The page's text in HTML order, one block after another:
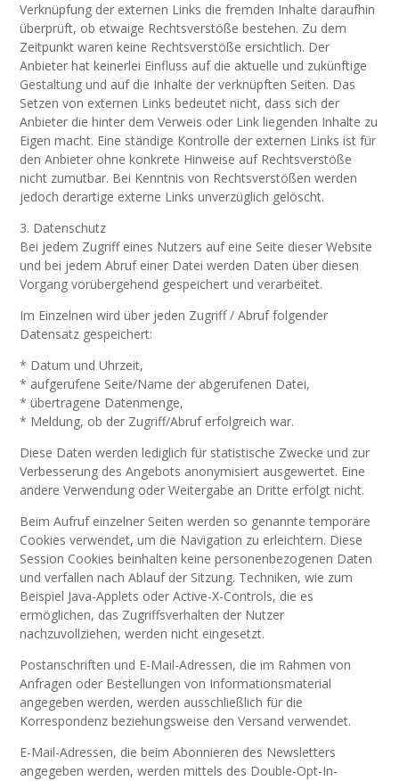
Verknüpfung der externen Links die fremden Inhalte daraufhin
überprüft, ob etwaige Rechtsverstöße bestehen. Zu dem
Zeitpunkt waren keine Rechtsverstöße ersichtlich. Der
Anbieter hat keinerlei Einfluss auf die aktuelle und zukünftige
Gestaltung und auf die Inhalte der verknüpften Seiten. Das
Setzen von externen Links bedeutet nicht, dass sich der
Anbieter die hinter dem Verweis oder Link liegenden Inhalte zu
Eigen macht. Eine ständige Kontrolle der externen Links ist für
den Anbieter ohne konkrete Hinweise auf Rechtsverstöße
nicht zumutbar. Bei Kenntnis von Rechtsverstößen werden
jedoch derartige externe Links unverzüglich gelöscht.
3. Datenschutz
Bei jedem Zugriff eines Nutzers auf eine Seite dieser Website
und bei jedem Abruf einer Datei werden Daten über diesen
Vorgang vorübergehend gespeichert und verarbeitet.
Im Einzelnen wird über jeden Zugriff / Abruf folgender
Datensatz gespeichert:
* Datum und Uhrzeit,
* aufgerufene Seite/Name der abgerufenen Datei,
* übertragene Datenmenge,
* Meldung, ob der Zugriff/Abruf erfolgreich war.
Diese Daten werden lediglich für statistische Zwecke und zur
Verbesserung des Angebots anonymisiert ausgewertet. Eine
andere Verwendung oder Weitergabe an Dritte erfolgt nicht.
Beim Aufruf einzelner Seiten werden so genannte temporäre
Cookies verwendet, um die Navigation zu erleichtern. Diese
Session Cookies beinhalten keine personenbezogenen Daten
und verfallen nach Ablauf der Sitzung. Techniken, wie zum
Beispiel Java-Applets oder Active-X-Controls, die es
ermöglichen, das Zugriffsverhalten der Nutzer
nachzuvollziehen, werden nicht eingesetzt.
Postanschriften und E-Mail-Adressen, die im Rahmen von
Anfragen oder Bestellungen von Informationsmaterial
angegeben werden, werden ausschließlich für die
Korrespondenz beziehungsweise den Versand verwendet.
E-Mail-Adressen, die beim Abonnieren des Newsletters
angegeben werden, werden mittels des Double-Opt-In-